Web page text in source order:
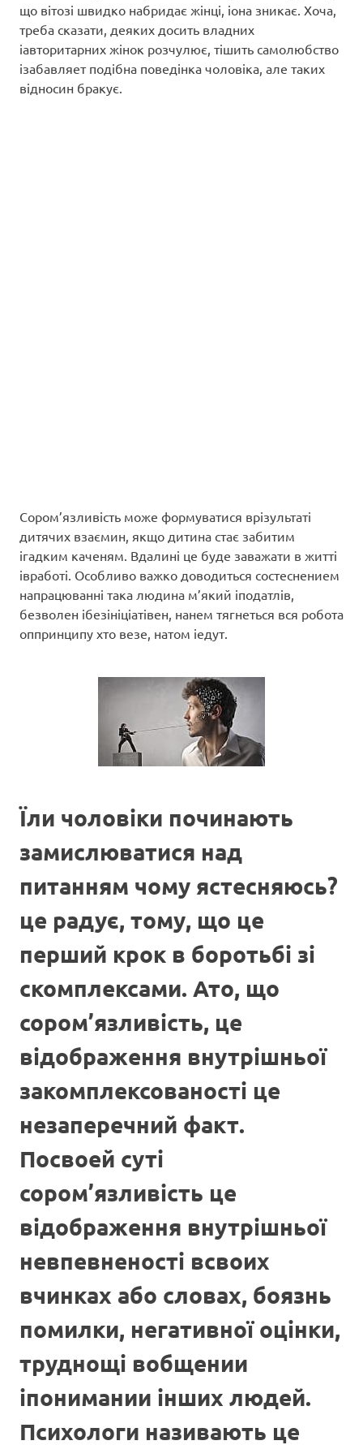
що вітозі швидко набридає жінці, іона зникає. Хоча,
треба сказати, деяких досить владних
іавторитарних жінок розчулює, тішить самолюбство
ізабавляет подібна поведінка чоловіка, але таких
відносин бракує.
Сором’язливість може формуватися врізультаті
дитячих взаємин, якщо дитина стає забитим
ігадким каченям. Вдалині це буде заважати в житті
івработі. Особливо важко доводиться состеснением
напрацюванні така людина м’який іподатлів,
безволен ібезініціатівен, нанем тягнеться вся робота
оппринципу хто везе, натом іедут.
Їли чоловіки починають
замислюватися над
питанням чому ястесняюсь?
це радує, тому, що це
перший крок в боротьбі зі
скомплексами. Ато, що
сором’язливість, це
відображення внутрішньої
закомплексованості це
незаперечний факт.
Посвоей суті
сором’язливість це
відображення внутрішньої
невпевненості всвоих
вчинках або словах, боязнь
помилки, негативної оцінки,
труднощі вобщении
іпонимании інших людей.
Психологи називають це